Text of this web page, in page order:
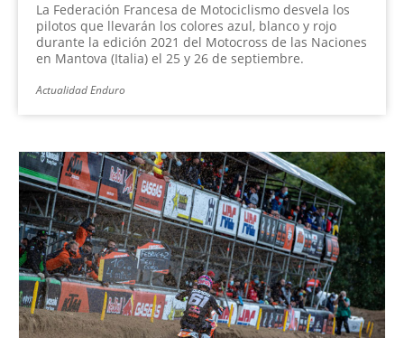
La Federación Francesa de Motociclismo desvela los
pilotos que llevarán los colores azul, blanco y rojo
durante la edición 2021 del Motocross de las Naciones
en Mantova (Italia) el 25 y 26 de septiembre.
Actualidad Enduro